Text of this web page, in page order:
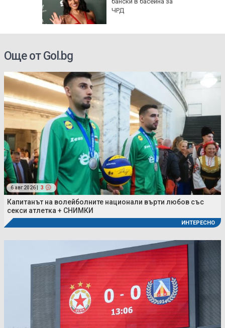
ЧРД
Още от Gol.bg
6 авг 2026 | 3
Капитанът на волейболните национали върти любов със
секси атлетка + СНИМКИ
ИНТЕРЕСНО